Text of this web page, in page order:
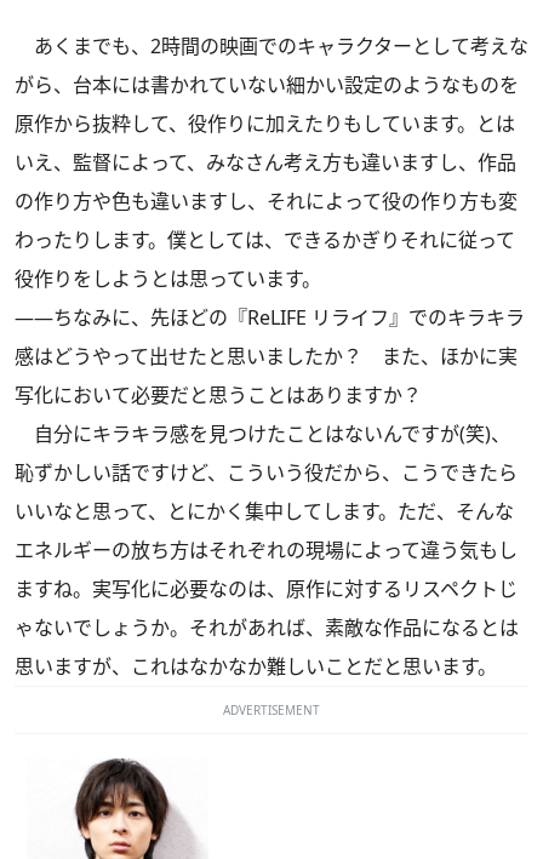
あくまでも、2時間の映画でのキャラクターとして考えな
がら、台本には書かれていない細かい設定のようなものを
原作から抜粋して、役作りに加えたりもしています。とは
いえ、監督によって、みなさん考え方も違いますし、作品
の作り方や色も違いますし、それによって役の作り方も変
わったりします。僕としては、できるかぎりそれに従って
役作りをしようとは思っています。
――ちなみに、先ほどの『ReLIFE リライフ』でのキラキラ
感はどうやって出せたと思いましたか？ また、ほかに実
写化において必要だと思うことはありますか？
自分にキラキラ感を見つけたことはないんですが(笑)、
恥ずかしい話ですけど、こういう役だから、こうできたら
いいなと思って、とにかく集中してします。ただ、そんな
エネルギーの放ち方はそれぞれの現場によって違う気もし
ますね。実写化に必要なのは、原作に対するリスペクトじ
ゃないでしょうか。それがあれば、素敵な作品になるとは
思いますが、これはなかなか難しいことだと思います。
ADVERTISEMENT